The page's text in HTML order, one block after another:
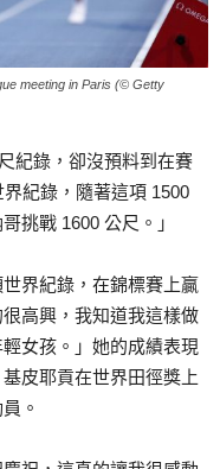
meeting in Paris (© Getty
紀錄，卻沒預料到在賽
紀錄，隨著這項 1500
挑戰 1600 公尺。」
界紀錄，在錦標賽上贏
高興，我知道我這樣做
女孩。」她的成績表現
皮耶貢在世界田徑獎上
。